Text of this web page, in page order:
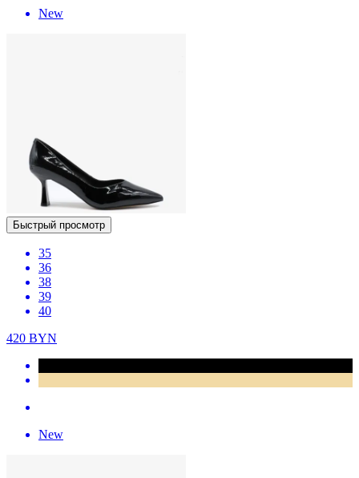
New
Быстрый просмотр
35
36
38
39
40
420 BYN
New